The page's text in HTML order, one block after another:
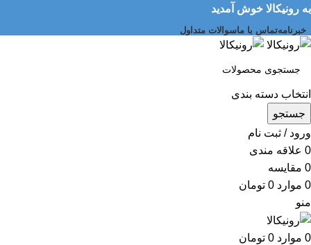
به رونیکالا خوش آمدید
خبرنامهتماس با ماسوالات متداول
انتخاب دسته بندی
جستجو
ورود / ثبت نام
0 علاقه مندی
0 مقایسه
0 موارد 0 تومان
منو
0 موارد 0 تومان